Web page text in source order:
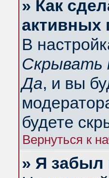
» Как
активных
В
Скрывать
Да, и вы
будете
Вернуться к
» Я забыл